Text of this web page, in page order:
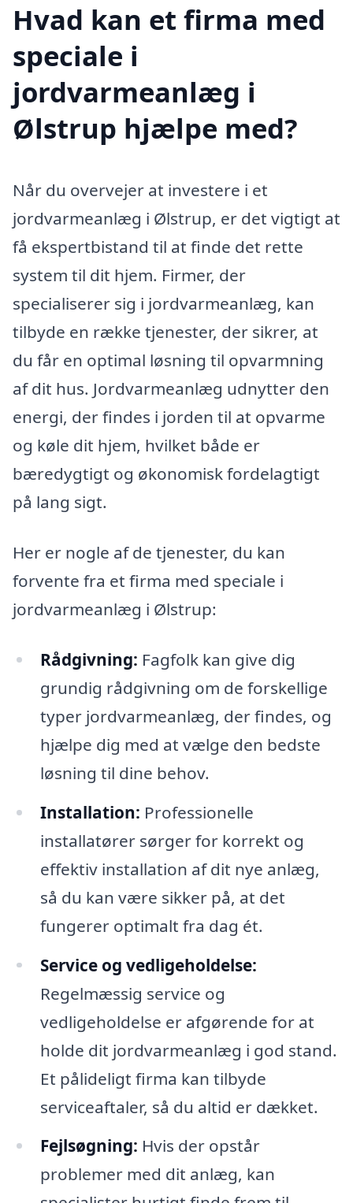
Hvad kan et firma med
speciale i
jordvarmeanlæg i
Ølstrup hjælpe med?
Når du overvejer at investere i et
jordvarmeanlæg i Ølstrup, er det vigtigt at
få ekspertbistand til at finde det rette
system til dit hjem. Firmer, der
specialiserer sig i jordvarmeanlæg, kan
tilbyde en række tjenester, der sikrer, at
du får en optimal løsning til opvarmning
af dit hus. Jordvarmeanlæg udnytter den
energi, der findes i jorden til at opvarme
og køle dit hjem, hvilket både er
bæredygtigt og økonomisk fordelagtigt
på lang sigt.
Her er nogle af de tjenester, du kan
forvente fra et firma med speciale i
jordvarmeanlæg i Ølstrup:
Rådgivning: Fagfolk kan give dig
grundig rådgivning om de forskellige
typer jordvarmeanlæg, der findes, og
hjælpe dig med at vælge den bedste
løsning til dine behov.
Installation: Professionelle
installatører sørger for korrekt og
effektiv installation af dit nye anlæg,
så du kan være sikker på, at det
fungerer optimalt fra dag ét.
Service og vedligeholdelse:
Regelmæssig service og
vedligeholdelse er afgørende for at
holde dit jordvarmeanlæg i god stand.
Et pålideligt firma kan tilbyde
serviceaftaler, så du altid er dækket.
Fejlsøgning: Hvis der opstår
problemer med dit anlæg, kan